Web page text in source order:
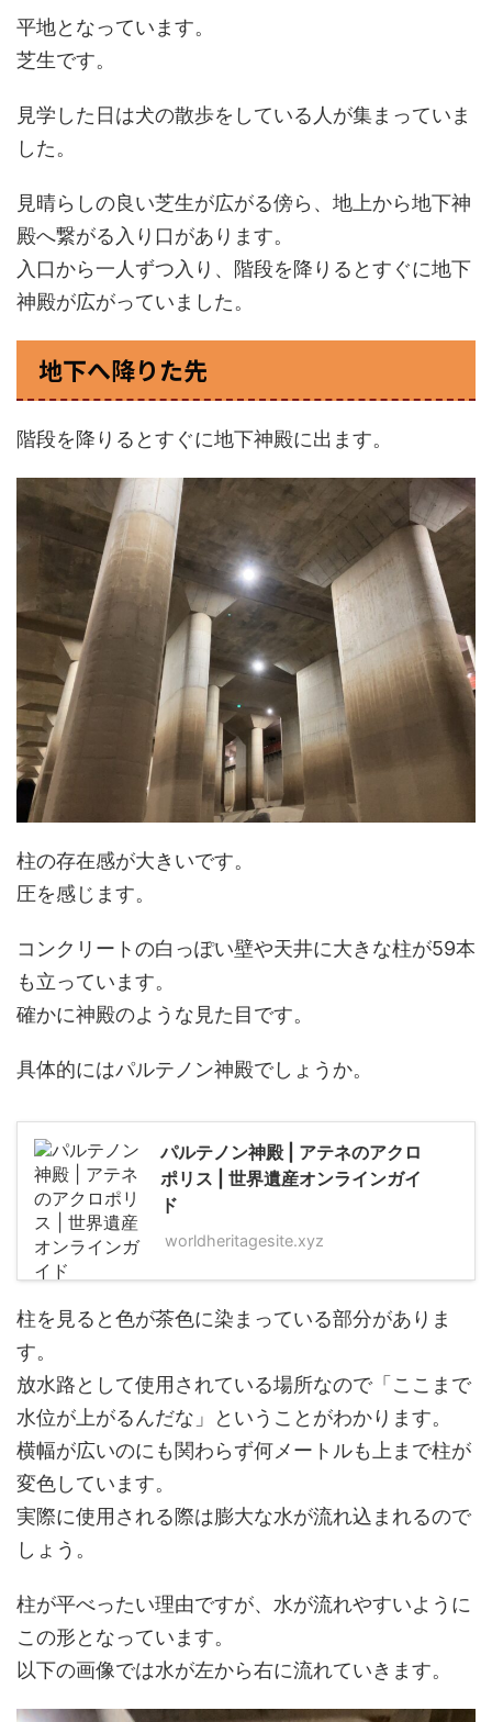
平地となっています。
芝生です。
見学した日は犬の散歩をしている人が集まっていま
した。
見晴らしの良い芝生が広がる傍ら、地上から地下神
殿へ繋がる入り口があります。
入口から一人ずつ入り、階段を降りるとすぐに地下
神殿が広がっていました。
地下へ降りた先
階段を降りるとすぐに地下神殿に出ます。
柱の存在感が大きいです。
圧を感じます。
コンクリートの白っぽい壁や天井に大きな柱が59本
も立っています。
確かに神殿のような見た目です。
具体的にはパルテノン神殿でしょうか。
パルテノン神殿 | アテネのアクロ
ポリス | 世界遺産オンラインガイ
ド
worldheritagesite.xyz
柱を見ると色が茶色に染まっている部分がありま
す。
放水路として使用されている場所なので「ここまで
水位が上がるんだな」ということがわかります。
横幅が広いのにも関わらず何メートルも上まで柱が
変色しています。
実際に使用される際は膨大な水が流れ込まれるので
しょう。
柱が平べったい理由ですが、水が流れやすいように
この形となっています。
以下の画像では水が左から右に流れていきます。